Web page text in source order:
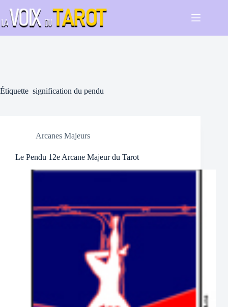
contenu
Étiquette signification du pendu
Arcanes Majeurs
Le Pendu 12e Arcane Majeur du Tarot